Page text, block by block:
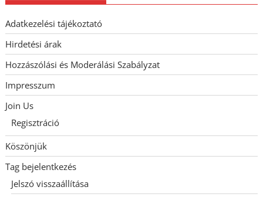
Adatkezelési tájékoztató
Hirdetési árak
Hozzászólási és Moderálási Szabályzat
Impresszum
Join Us
Regisztráció
Köszönjük
Tag bejelentkezés
Jelszó visszaállítása